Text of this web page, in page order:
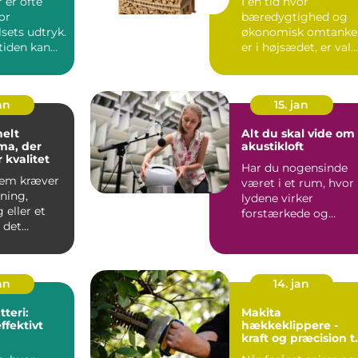
udtryk.
kan
bæredygtighed og
økonomisk omtanke
er i højsædet, er valg
der
kvalitet
kræver
eller et
det
15. jan
Alt du skal vide om
akustikloft
Har du nogensinde
været i et rum, hvor
lydene virker
forstærkede og
14. jan
Makita
hækkeklippere -
kraft og præcision